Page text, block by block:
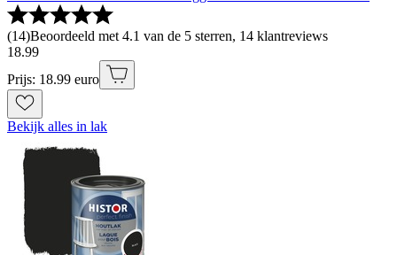
(14)Beoordeeld met 4.1 van de 5 sterren, 14 klantreviews
18.99
Prijs: 18.99 euro
Bekijk alles in lak